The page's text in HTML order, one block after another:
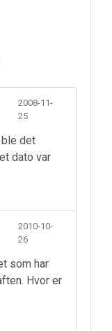
2008-11-
25
det
dato var
2010-10-
26
som har
Hvor er